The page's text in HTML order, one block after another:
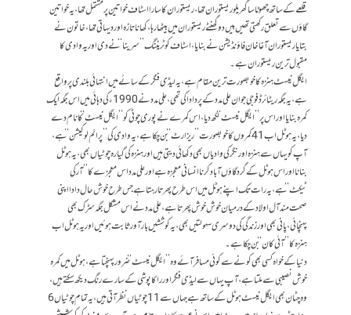
قلعے کے ساتھ چھوٹا سا گھریلو ریستوران تھا،ریستوران کا سارا اسٹاف خواتین پر مشتمل تھا، یہ خواتین
گاؤں سے تعلق رکھتی تھیں، میں دو گھنٹے ریستوران میں بیٹھا رہا، کھانا تازہ اور دیہاتی تھا، خاتون نے
بتایا ریستوران آغا خان فاؤنڈیشن نے بنایا، اسٹاف کو ٹریننگ ’’سرینا‘‘ نے دی اور یہ وادی کا
مقبول ترین ریستوران ہے۔
ایگل نیسٹ ہنزہ کا خوبصورت ترین مقام ہے، یہ لیڈی فنگر کے سائے میں انتہائی بلندی پر واقع
ہے، یہ جگہ ریٹائرڈ فوجی جوان علی مدد کے پردادا کی تھی، علی مدد نے 1990ء کی دہائی میں اس جگہ ایک
کمرہ بنایا اور اس پر ’’ایگل نیسٹ‘‘ لکھ دیا، اس کمرے نے پوری چوٹی کو ’’ایگل نیسٹ‘‘ کا نام دے
دیا، یہ ہوٹل اب 41 کمروں کا خوبصورت ’’ریزارٹ‘‘ بن چکا ہے، یہ وادی کی ’’پرائم لوکیشن‘‘ ہے،
آپ کو یہاں سے ہنزہ اور نگر کی وادیاں بھی دکھائی دیتی ہیں اور ہنزہ کی گیارہ چوٹیاں بھی، یہ ہوٹل
بنانا اور اس ہوٹل کے گرد گاؤں آباد کرنا انسانی معجزہ ہے اور علی مدد اس معجزے کا ’’آرکی
ٹیکٹ‘‘ ہے، یہ رات تک اپنے ہوٹل میں اس طرح پھرتا رہتا ہے جس طرح خوش حال دادا اپنی
صحت مند آل اولاد کے درمیان خوش خوش پھرتا ہے، علی مدد نے اس مشکل جگہ سڑک بھی
پہنچائی،پانی بھی اور زندگی کی دوسری سہولتیں بھی، یہ کوششیں بارآور ثابت ہوئیں اور یہ ہوٹل اب
ہنزہ کا ’’آئی کان‘‘ بن چکا ہے۔
دنیا کے خواہ کسی بھی کونے سے کوئی مسافر آئے وہ ’’ایگل نیسٹ‘‘ ضرور پہنچتا ہے، ہوٹل میں کمرہ
خوش نصیبی سے ملتا ہے، آپ یہاں سے لیڈی فنگر اور راکا پوشی کے سارے رنگ دیکھ سکتے ہیں،
وہ چٹان بھی ایگل نیسٹ ہوٹل کے ساتھ ہے جہاں سے11 چوٹیاں نظر آتی ہیں، یہ تمام چوٹیاں 6